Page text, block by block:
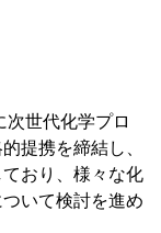
世代化学プロ
提携を締結し、
おり、様々な化
いて検討を進め